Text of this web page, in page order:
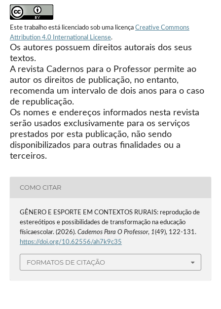
Este trabalho está licenciado sob uma licença Creative Commons
Attribution 4.0 International License.
Os autores possuem direitos autorais dos seus
textos.
A revista Cadernos para o Professor permite ao
autor os direitos de publicação, no entanto,
recomenda um intervalo de dois anos para o caso
de republicação.
Os nomes e endereços informados nesta revista
serão usados exclusivamente para os serviços
prestados por esta publicação, não sendo
disponibilizados para outras finalidades ou a
terceiros.
COMO CITAR
GÊNERO E ESPORTE EM CONTEXTOS RURAIS: reprodução de
estereótipos e possibilidades de transformação na educação
físicaescolar. (2026). Cadernos Para O Professor, 1(49), 122-131.
https://doi.org/10.62556/ah7k9c35
FORMATOS DE CITAÇÃO